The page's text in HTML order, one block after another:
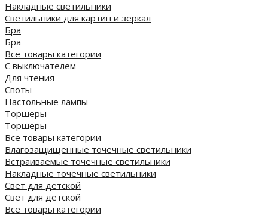
Накладные светильники
Светильники для картин и зеркал
Бра
Бра
Все товары категории
С выключателем
Для чтения
Споты
Настольные лампы
Торшеры
Торшеры
Все товары категории
Влагозащищенные точечные светильники
Встраиваемые точечные светильники
Накладные точечные светильники
Свет для детской
Свет для детской
Все товары категории